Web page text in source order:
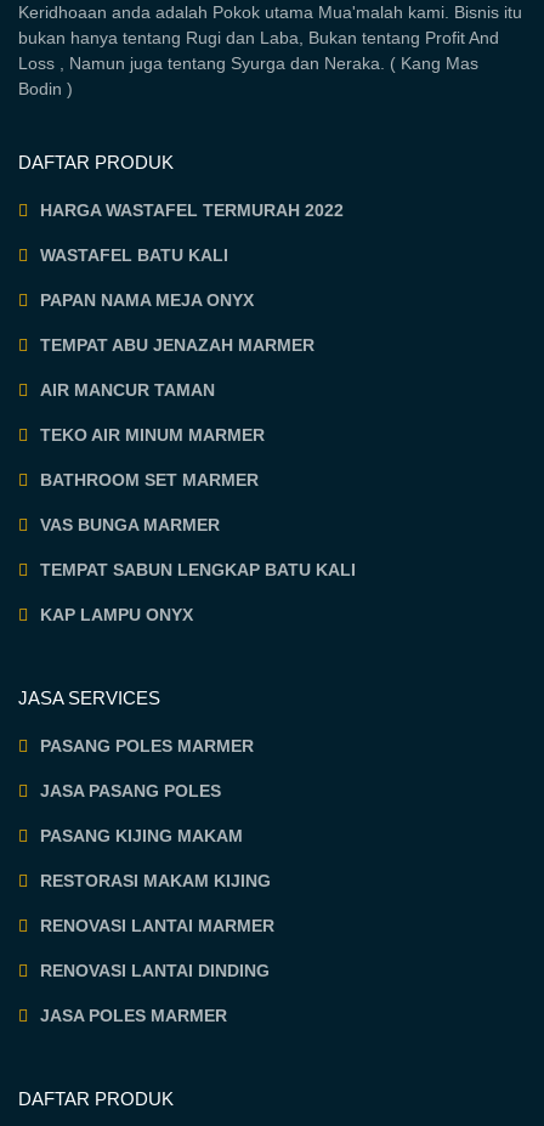
Keridhoaan anda adalah Pokok utama Mua'malah kami. Bisnis itu
bukan hanya tentang Rugi dan Laba, Bukan tentang Profit And
Loss , Namun juga tentang Syurga dan Neraka. ( Kang Mas
Bodin )
DAFTAR PRODUK
HARGA WASTAFEL TERMURAH 2022
WASTAFEL BATU KALI
PAPAN NAMA MEJA ONYX
TEMPAT ABU JENAZAH MARMER
AIR MANCUR TAMAN
TEKO AIR MINUM MARMER
BATHROOM SET MARMER
VAS BUNGA MARMER
TEMPAT SABUN LENGKAP BATU KALI
KAP LAMPU ONYX
JASA SERVICES
PASANG POLES MARMER
JASA PASANG POLES
PASANG KIJING MAKAM
RESTORASI MAKAM KIJING
RENOVASI LANTAI MARMER
RENOVASI LANTAI DINDING
JASA POLES MARMER
DAFTAR PRODUK